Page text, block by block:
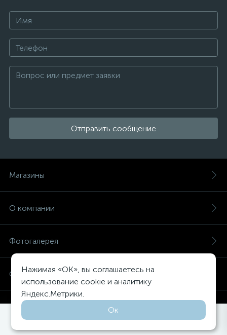
0
Отправить сообщение
Магазины
О компании
Фотогалерея
Оплата и доставка
Советы дизайнерам
Нажимая «OK», вы соглашаетесь на
использование cookie и аналитику
Яндекс.Метрики.
Ок